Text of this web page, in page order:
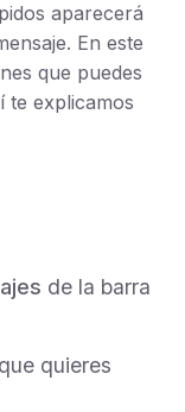
aparecerá
En este
que puedes
te explicamos
de la barra
quieres